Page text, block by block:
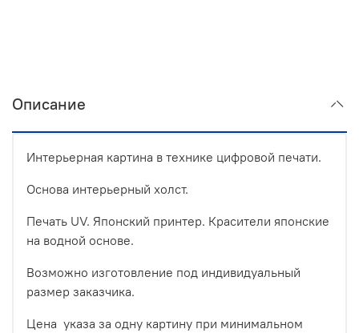
Описание
Интерьерная картина в технике цифровой печати.
Основа интерьерный холст.
Печать UV. Японский принтер. Красители японские
на водной основе.
Возможно изготовление под индивидуальный
размер заказчика.
Цена указа за одну картину при минимальном